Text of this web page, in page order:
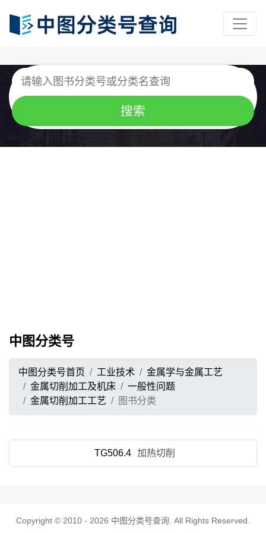
中图分类号
中图分类号首页 工业技术
金属学与金属工艺
金属切削加工及机床
一般性问题
金属切削加工工艺
图书分类
TG506.4 加热切削
Copyright © 2010 - 2026 中图分类号查询 . All Rights Reserved.